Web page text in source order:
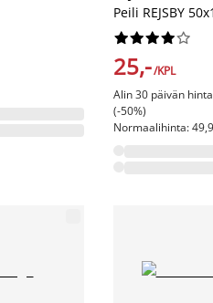
Peili REJSBY






25,-/KPL
Alin 30 päivän
(-50%)
Normaalihinta: